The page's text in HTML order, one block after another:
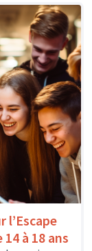
l’Escape
à 18 ans